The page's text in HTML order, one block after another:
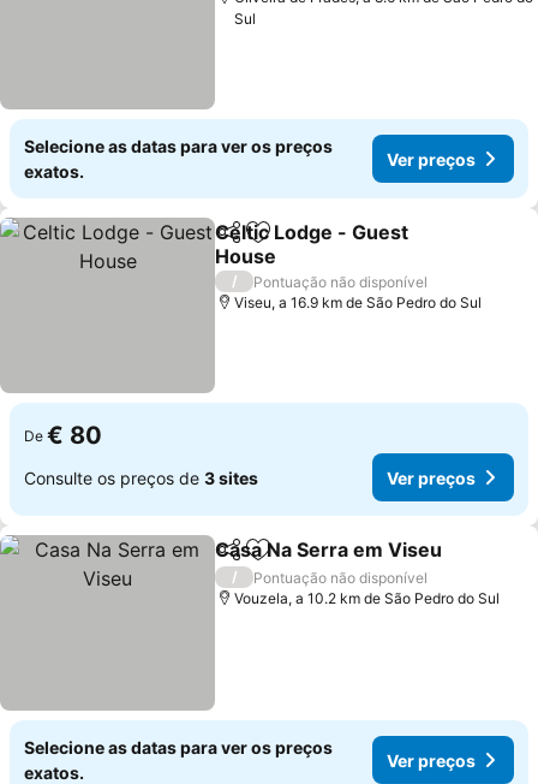
Sul
Selecione as datas para ver os preços
exatos.
Ver preços
PartilharAdicionar aos favoritos
Celtic Lodge - Guest
House
Ver preços
/
Pontuação não disponível
Viseu, a 16.9 km de São Pedro do Sul
De € 80
Consulte os preços de 3 sites Ver preços
PartilharAdicionar aos favoritos
Casa Na Serra em Viseu
/
Pontuação não disponível
Vouzela, a 10.2 km de São Pedro do Sul
Selecione as datas para ver os preços
exatos.
Ver preços